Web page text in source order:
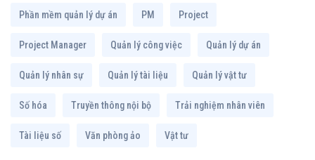
Phần mềm quản lý dự án PM Project
Project Manager Quản lý công việc Quản lý dự án
Quản lý nhân sự Quản lý tài liệu Quản lý vật tư
Số hóa Truyền thông nội bộ Trải nghiệm nhân viên
Tài liệu số Văn phòng ảo Vật tư